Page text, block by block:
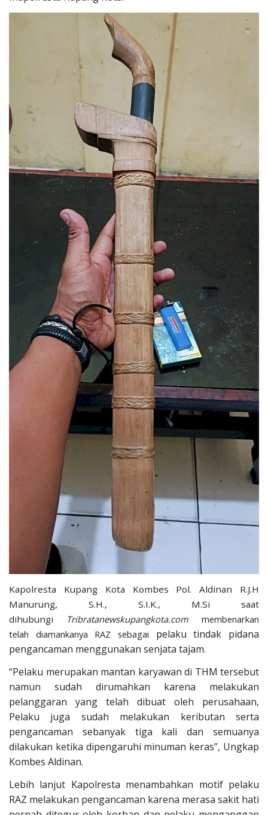
Kapolresta Kupang Kota Kombes Pol. Aldinan R.J.H
Manurung, S.H., S.I.K., M.Si saat
dihubungi Tribratanewskupangkota.com membenarkan
telah diamankanya RAZ sebagai pelaku tindak pidana
pengancaman menggunakan senjata tajam.
“Pelaku merupakan mantan karyawan di THM tersebut
namun sudah dirumahkan karena melakukan
pelanggaran yang telah dibuat oleh perusahaan,
Pelaku juga sudah melakukan keributan serta
pengancaman sebanyak tiga kali dan semuanya
dilakukan ketika dipengaruhi minuman keras”, Ungkap
Kombes Aldinan.
Lebih lanjut Kapolresta menambahkan motif pelaku
RAZ melakukan pengancaman karena merasa sakit hati